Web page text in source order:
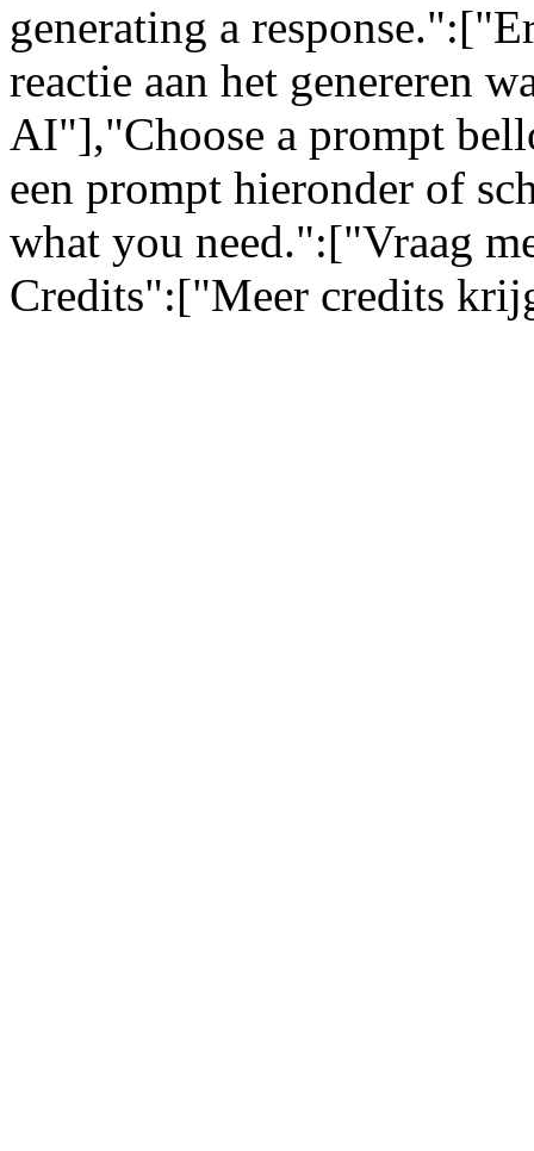
generating a
reactie aan het genereren
AI"],"Choose a prompt
een prompt hieronder of
what you need.":["Vraag
Credits":["Meer credits